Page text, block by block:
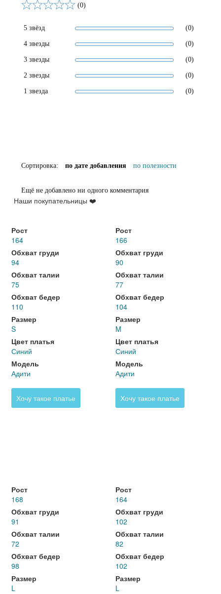
(0)
5 звёзд (0)
4 звезды (0)
3 звезды (0)
2 звезды (0)
1 звезда (0)
Сортировка: по дате добавления по полезности
Ещё не добавлено ни одного комментария
Наши покупательницы ❤️
Рост
164
Обхват груди
94
Обхват талии
75
Обхват бедер
110
Размер
S
Цвет платья
Синий
Модель
Адити
Хочу такое платье
Рост
166
Обхват груди
90
Обхват талии
77
Обхват бедер
104
Размер
M
Цвет платья
Синий
Модель
Адити
Хочу такое платье
Рост
168
Обхват груди
91
Обхват талии
72
Обхват бедер
98
Размер
L
Рост
164
Обхват груди
102
Обхват талии
82
Обхват бедер
102
Размер
L